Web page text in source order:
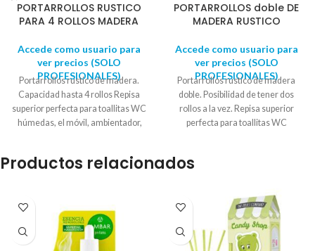
PORTARROLLOS RUSTICO
PARA 4 ROLLOS MADERA
Accede como usuario para
ver precios (SOLO
PROFESIONALES)
Portarrollos rustico de madera.
Capacidad hasta 4 rollos Repisa
superior perfecta para toallitas WC
húmedas, el móvil, ambientador,
Ancho: 15 cm. Sencillo muelle para
PORTARROLLOS doble DE
MADERA RUSTICO
Accede como usuario para
ver precios (SOLO
PROFESIONALES)
Portarrollos rustico de madera
doble. Posibilidad de tener dos
rollos a la vez. Repisa superior
perfecta para toallitas WC
Alto total : 31.50 cm. fondo: 9.30
muelle para el cambio de rollo.
Productos relacionados